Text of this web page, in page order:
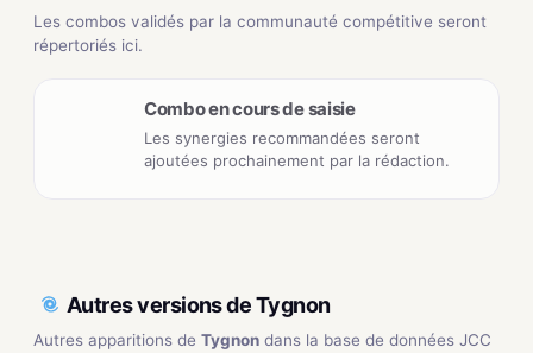
Les combos validés par la communauté compétitive seront
répertoriés ici.
Combo en cours de saisie
Les synergies recommandées seront
ajoutées prochainement par la rédaction.
Autres versions de Tygnon
Autres apparitions de Tygnon dans la base de données JCC